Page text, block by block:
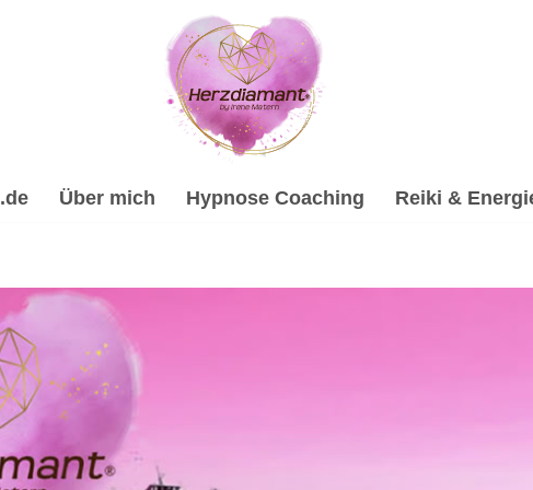
Über mich Hypnose Coaching Reiki &
Spirituelle Trauerverarbeitung & Trauerhilfe,
Trauerhilfe, ✔️ Hypnose, ✔️ Energiearbeit & Reiki, ✔️
Coach & psychologische Beraterin. Ich freue mich auf